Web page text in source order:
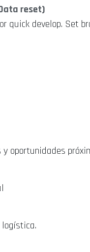
reset)
quick develop. Set
oportunidades